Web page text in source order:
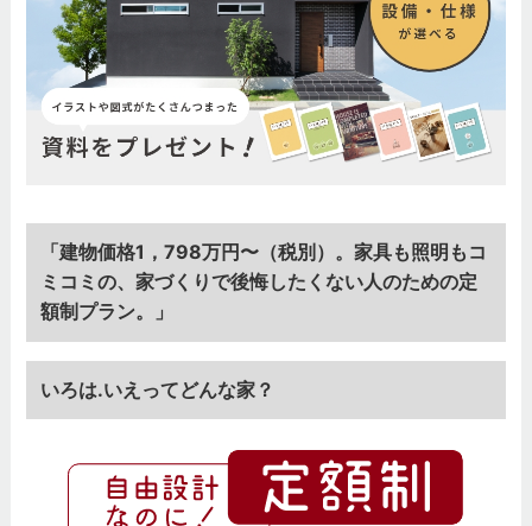
「建物価格1，798万円〜（税別）。家具も照明もコ
ミコミの、家づくりで後悔したくない人のための定
額制プラン。」
いろは.いえってどんな家？